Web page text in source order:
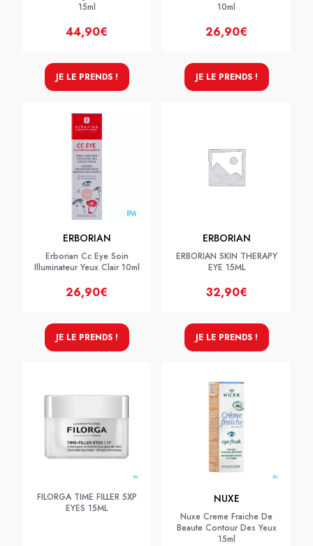
15ml
44,90€
JE LE PRENDS !
10ml
26,90€
JE LE PRENDS !
ERBORIAN
Erborian Cc Eye Soin
Illuminateur Yeux Clair 10ml
26,90€
JE LE PRENDS !
ERBORIAN
ERBORIAN SKIN THERAPY
EYE 15ML
32,90€
JE LE PRENDS !
FILORGA TIME FILLER 5XP
EYES 15ML
NUXE
Nuxe Creme Fraiche De
Beaute Contour Des Yeux
15ml